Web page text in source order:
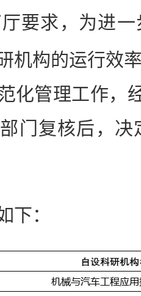
要求，为进
机构的运行效
化管理工作，
门复核后，
：